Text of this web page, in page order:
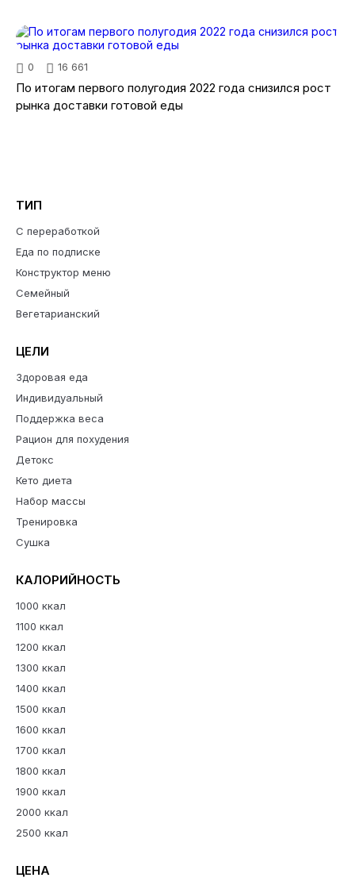
0 16 661
По итогам первого полугодия 2022 года снизился рост
рынка доставки готовой еды
ТИП
С переработкой
Еда по подписке
Конструктор меню
Семейный
Вегетарианский
ЦЕЛИ
Здоровая еда
Индивидуальный
Поддержка веса
Рацион для похудения
Детокс
Кето диета
Набор массы
Тренировка
Сушка
КАЛОРИЙНОСТЬ
1000 ккал
1100 ккал
1200 ккал
1300 ккал
1400 ккал
1500 ккал
1600 ккал
1700 ккал
1800 ккал
1900 ккал
2000 ккал
2500 ккал
ЦЕНА